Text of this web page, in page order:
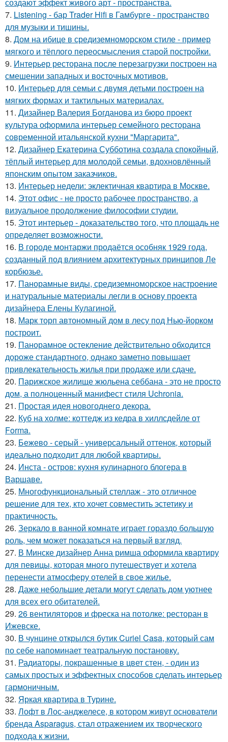
7. Listening - бар Trader Hifi в Гамбурге - пространство
для музыки и тишины.
8. Дом на ибице в средиземноморском стиле - пример
мягкого и тёплого переосмысления старой постройки.
9. Интерьер ресторана после перезагрузки построен на
смешении западных и восточных мотивов.
10. Интерьер для семьи с двумя детьми построен на
мягких формах и тактильных материалах.
11. Дизайнер Валерия Богданова из бюро проект
культура оформила интерьер семейного ресторана
современной итальянской кухни "Маргарита".
12. Дизайнер Екатерина Субботина создала спокойный,
тёплый интерьер для молодой семьи, вдохновлённый
японским опытом заказчиков.
13. Интерьер недели: эклектичная квартира в Москве.
14. Этот офис - не просто рабочее пространство, а
визуальное продолжение философии студии.
15. Этот интерьер - доказательство того, что площадь не
определяет возможности.
16. В городе монтаржи продаётся особняк 1929 года,
созданный под влиянием архитектурных принципов Ле
корбюзье.
17. Панорамные виды, средиземноморское настроение
и натуральные материалы легли в основу проекта
дизайнера Елены Кулагиной.
18. Марк торп автономный дом в лесу под Нью-йорком
построит.
19. Панорамное остекление действительно обходится
дороже стандартного, однако заметно повышает
привлекательность жилья при продаже или сдаче.
20. Парижское жилище жюльена себбана - это не просто
дом, а полноценный манифест стиля Uchronia.
21. Простая идея новогоднего декора.
22. Куб на холме: коттедж из кедра в хиллсдейле от
Forma.
23. Бежево - серый - универсальный оттенок, который
идеально подходит для любой квартиры.
24. Инста - остров: кухня кулинарного блогера в
Варшаве.
25. Многофункциональный стеллаж - это отличное
решение для тех, кто хочет совместить эстетику и
практичность.
26. Зеркало в ванной комнате играет гораздо большую
роль, чем может показаться на первый взгляд.
27. В Минске дизайнер Анна римша оформила квартиру
для певицы, которая много путешествует и хотела
перенести атмосферу отелей в свое жилье.
28. Даже небольшие детали могут сделать дом уютнее
для всех его обитателей.
29. 26 вентиляторов и фреска на потолке: ресторан в
Ижевске.
30. В чунцине открылся бутик Curiel Casa, который сам
по себе напоминает театральную постановку.
31. Радиаторы, покрашенные в цвет стен, - один из
самых простых и эффектных способов сделать интерьер
гармоничным.
32. Яркая квартира в Турине.
33. Лофт в Лос-анджелесе, в котором живут основатели
бренда Asparagus, стал отражением их творческого
подхода к жизни.